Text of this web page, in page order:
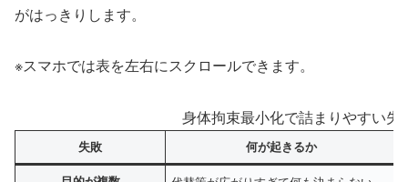
がはっきりします。
※スマホでは表を左右にスクロールできます。
身体拘束最小化で詰まりやすい失
失敗 何が起きるか